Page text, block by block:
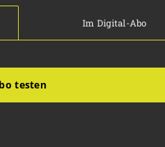
Im Digital-Abo
testen